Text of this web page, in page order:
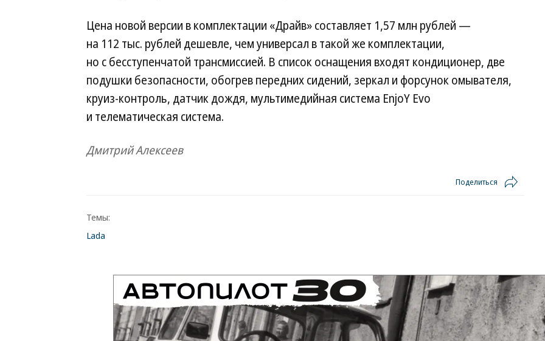
Цена новой версии в комплектации «Драйв» составляет 1,57 млн рублей —
на 112 тыс. рублей дешевле, чем универсал в такой же комплектации,
но с бесступенчатой трансмиссией. В список оснащения входят кондиционер, две
подушки безопасности, обогрев передних сидений, зеркал и форсунок омывателя,
круиз-контроль, датчик дождя, мультимедийная система EnjoY Evo
и телематическая система.
Дмитрий Алексеев
Поделиться
Темы:
Lada